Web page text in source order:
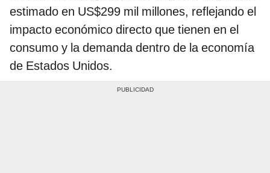
estimado en US$299 mil millones, reflejando el
impacto económico directo que tienen en el
consumo y la demanda dentro de la economía
de Estados Unidos.